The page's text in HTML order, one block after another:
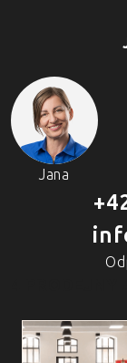
Jana